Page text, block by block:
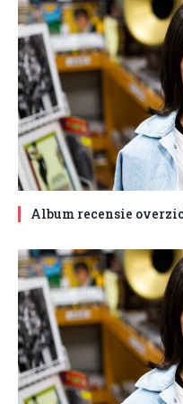
Album recensie